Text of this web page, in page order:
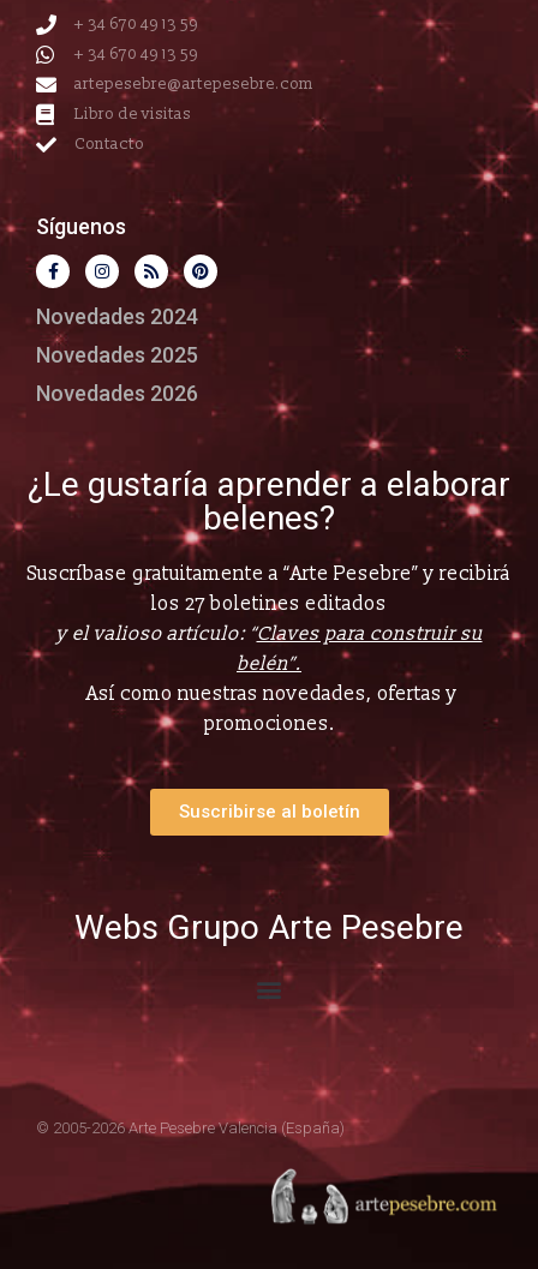
+ 34 670 49 13 59
+ 34 670 49 13 59
artepesebre@artepesebre.com
Libro de visitas
Contacto
Síguenos
Novedades 2024
Novedades 2025
Novedades 2026
¿Le gustaría aprender a elaborar
belenes?
Suscríbase gratuitamente a “Arte Pesebre” y recibirá
los 27 boletines editados
y el valioso artículo: “Claves para construir su
belén”.
Así como nuestras novedades, ofertas y
promociones.
Suscribirse al boletín
Webs Grupo Arte Pesebre
© 2005-2026 Arte Pesebre Valencia (España)